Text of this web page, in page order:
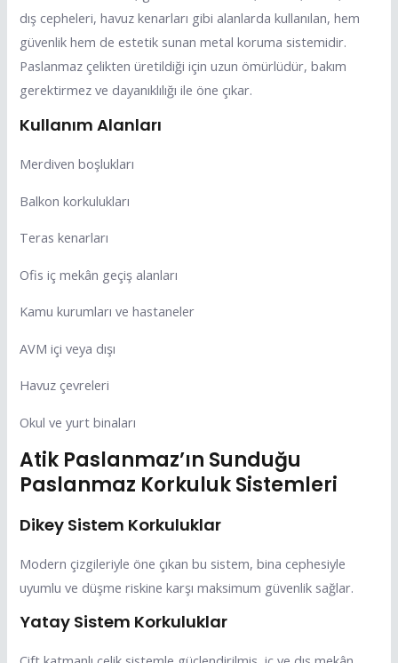
dış cepheleri, havuz kenarları gibi alanlarda kullanılan, hem
güvenlik hem de estetik sunan metal koruma sistemidir.
Paslanmaz çelikten üretildiği için uzun ömürlüdür, bakım
gerektirmez ve dayanıklılığı ile öne çıkar.
Kullanım Alanları
Merdiven boşlukları
Balkon korkulukları
Teras kenarları
Ofis iç mekân geçiş alanları
Kamu kurumları ve hastaneler
AVM içi veya dışı
Havuz çevreleri
Okul ve yurt binaları
Atik Paslanmaz’ın Sunduğu
Paslanmaz Korkuluk Sistemleri
Dikey Sistem Korkuluklar
Modern çizgileriyle öne çıkan bu sistem, bina cephesiyle
uyumlu ve düşme riskine karşı maksimum güvenlik sağlar.
Yatay Sistem Korkuluklar